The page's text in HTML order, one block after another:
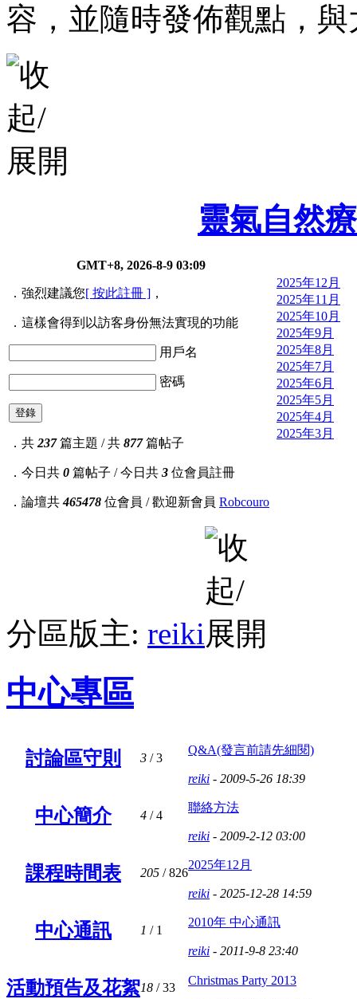
容，並隨時發佈觀點，
靈氣自然
GMT+8, 2026-8-9 03:09
．強烈建議您[ 按此註冊 ] ，
．這樣會得到以訪客身份無法實現的功能
用戶名
密碼
登錄
．共 237篇主題 / 共 877篇帖子
．今日共 0 篇帖子 / 今日共 3 位會員註冊
．論壇共465478 位會員 / 歡迎新會員 Robcouro
2025年12月
2025年11月
2025年10月
2025年9月
2025年8月
2025年7月
2025年6月
2025年5月
2025年4月
2025年3月
分區版主: reiki
中心專區
討論區守則 3 / 3
Q&A(發言前請先細閱)
reiki - 2009-5-26 18:39
中心簡介 4 / 4
聯絡方法
reiki - 2009-2-12 03:00
課程時間表 205 / 826
2025年12月
reiki - 2025-12-28 14:59
中心通訊 1 / 1
2010年 中心通訊
reiki - 2011-9-8 23:40
活動預告及花絮18 / 33
Christmas Party 2013